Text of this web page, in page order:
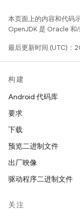
本页面上的内容和代码
OpenJDK 是 Oracle 和/
最后更新时间 (UTC)：
构建
Android 代码库
要求
下载
预览二进制文件
出厂映像
驱动程序二进制文件
关注